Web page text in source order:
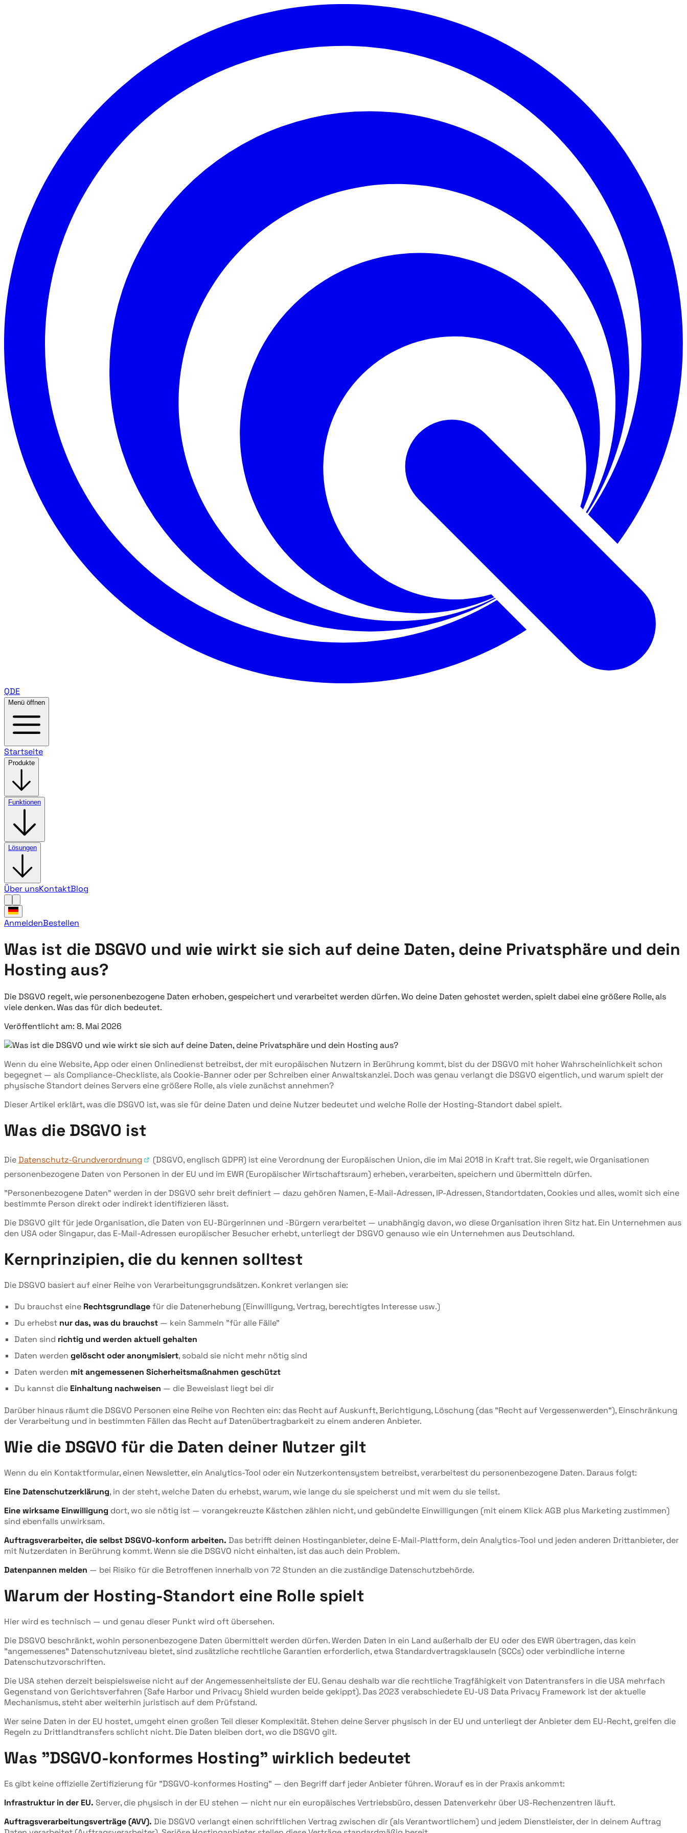
QDE
Menü öffnen
Startseite
Produkte
Funktionen
Lösungen
Über unsKontaktBlog
AnmeldenBestellen
Was ist die DSGVO und wie wirkt sie sich auf deine Daten, deine Privatsphäre und dein
Hosting aus?
Die DSGVO regelt, wie personenbezogene Daten erhoben, gespeichert und verarbeitet werden dürfen. Wo deine Daten gehostet werden, spielt dabei eine größere Rolle, als
viele denken. Was das für dich bedeutet.
Veröffentlicht am: 8. Mai 2026
Wenn du eine Website, App oder einen Onlinedienst betreibst, der mit europäischen Nutzern in Berührung kommt, bist du der DSGVO mit hoher Wahrscheinlichkeit schon
begegnet — als Compliance-Checkliste, als Cookie-Banner oder per Schreiben einer Anwaltskanzlei. Doch was genau verlangt die DSGVO eigentlich, und warum spielt der
physische Standort deines Servers eine größere Rolle, als viele zunächst annehmen?
Dieser Artikel erklärt, was die DSGVO ist, was sie für deine Daten und deine Nutzer bedeutet und welche Rolle der Hosting-Standort dabei spielt.
Was die DSGVO ist
DieDatenschutz-Grundverordnung
(DSGVO, englisch GDPR) ist eine Verordnung der Europäischen Union, die im Mai 2018 in Kraft trat. Sie regelt, wie Organisationen
personenbezogene Daten von Personen in der EU und im EWR (Europäischer Wirtschaftsraum) erheben, verarbeiten, speichern und übermitteln dürfen.
"Personenbezogene Daten" werden in der DSGVO sehr breit definiert — dazu gehören Namen, E-Mail-Adressen, IP-Adressen, Standortdaten, Cookies und alles, womit sich eine
bestimmte Person direkt oder indirekt identifizieren lässt.
Die DSGVO gilt für jede Organisation, die Daten von EU-Bürgerinnen und -Bürgern verarbeitet — unabhängig davon, wo diese Organisation ihren Sitz hat. Ein Unternehmen aus
den USA oder Singapur, das E-Mail-Adressen europäischer Besucher erhebt, unterliegt der DSGVO genauso wie ein Unternehmen aus Deutschland.
Kernprinzipien, die du kennen solltest
Die DSGVO basiert auf einer Reihe von Verarbeitungsgrundsätzen. Konkret verlangen sie:
Du brauchst eine Rechtsgrundlagefür die Datenerhebung (Einwilligung, Vertrag, berechtigtes Interesse usw.)
Du erhebst nur das, was du brauchst — kein Sammeln "für alle Fälle"
Daten sind richtig und werden aktuell gehalten
Daten werden gelöscht oder anonymisiert, sobald sie nicht mehr nötig sind
Daten werden mit angemessenen Sicherheitsmaßnahmen geschützt
Du kannst die Einhaltung nachweisen — die Beweislast liegt bei dir
Darüber hinaus räumt die DSGVO Personen eine Reihe von Rechten ein: das Recht auf Auskunft, Berichtigung, Löschung (das "Recht auf Vergessenwerden"), Einschränkung
der Verarbeitung und in bestimmten Fällen das Recht auf Datenübertragbarkeit zu einem anderen Anbieter.
Wie die DSGVO für die Daten deiner Nutzer gilt
Wenn du ein Kontaktformular, einen Newsletter, ein Analytics-Tool oder ein Nutzerkontensystem betreibst, verarbeitest du personenbezogene Daten. Daraus folgt:
Eine Datenschutzerklärung, in der steht, welche Daten du erhebst, warum, wie lange du sie speicherst und mit wem du sie teilst.
Eine wirksame Einwilligung dort, wo sie nötig ist — vorangekreuzte Kästchen zählen nicht, und gebündelte Einwilligungen (mit einem Klick AGB plus Marketing zustimmen)
sind ebenfalls unwirksam.
Auftragsverarbeiter, die selbst DSGVO-konform arbeiten. Das betrifft deinen Hostinganbieter, deine E-Mail-Plattform, dein Analytics-Tool und jeden anderen Drittanbieter, der
mit Nutzerdaten in Berührung kommt. Wenn sie die DSGVO nicht einhalten, ist das auch dein Problem.
Datenpannen melden — bei Risiko für die Betroffenen innerhalb von 72 Stunden an die zuständige Datenschutzbehörde.
Warum der Hosting-Standort eine Rolle spielt
Hier wird es technisch — und genau dieser Punkt wird oft übersehen.
Die DSGVO beschränkt, wohin personenbezogene Daten übermittelt werden dürfen. Werden Daten in ein Land außerhalb der EU oder des EWR übertragen, das kein
"angemessenes" Datenschutzniveau bietet, sind zusätzliche rechtliche Garantien erforderlich, etwa Standardvertragsklauseln (SCCs) oder verbindliche interne
Datenschutzvorschriften.
Die USA stehen derzeit beispielsweise nicht auf der Angemessenheitsliste der EU. Genau deshalb war die rechtliche Tragfähigkeit von Datentransfers in die USA mehrfach
Gegenstand von Gerichtsverfahren (Safe Harbor und Privacy Shield wurden beide gekippt). Das 2023 verabschiedete EU-US Data Privacy Framework ist der aktuelle
Mechanismus, steht aber weiterhin juristisch auf dem Prüfstand.
Wer seine Daten in der EU hostet, umgeht einen großen Teil dieser Komplexität. Stehen deine Server physisch in der EU und unterliegt der Anbieter dem EU-Recht, greifen die
Regeln zu Drittlandtransfers schlicht nicht. Die Daten bleiben dort, wo die DSGVO gilt.
Was "DSGVO-konformes Hosting" wirklich bedeutet
Es gibt keine offizielle Zertifizierung für "DSGVO-konformes Hosting" — den Begriff darf jeder Anbieter führen. Worauf es in der Praxis ankommt:
Infrastruktur in der EU. Server, die physisch in der EU stehen — nicht nur ein europäisches Vertriebsbüro, dessen Datenverkehr über US-Rechenzentren läuft.
Auftragsverarbeitungsverträge (AVV). Die DSGVO verlangt einen schriftlichen Vertrag zwischen dir (als Verantwortlichem) und jedem Dienstleister, der in deinem Auftrag